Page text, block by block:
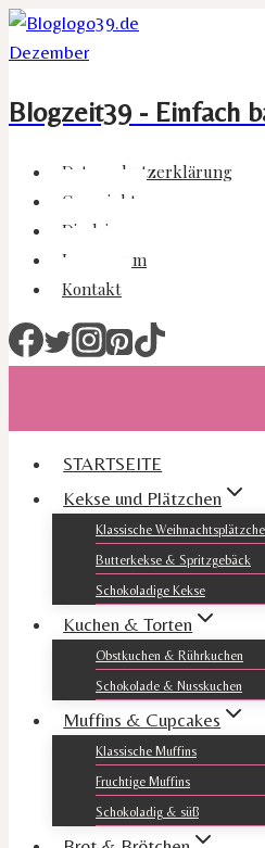
Zum
Inhalt
Blogzeit39 - Einfach
Datenschutzerklärung
Copyright
Disclaimer
Impressum
Kontakt
STARTSEITE
Kekse und Plätzchen
Klassische
Butterkekse & Spritzgebäck
Schokoladige Kekse
Kuchen & Torten
Obstkuchen & Rührkuchen
Schokolade & Nusskuchen
Muffins & Cupcakes
Klassische Muffins
Fruchtige Muffins
Schokoladig & süß